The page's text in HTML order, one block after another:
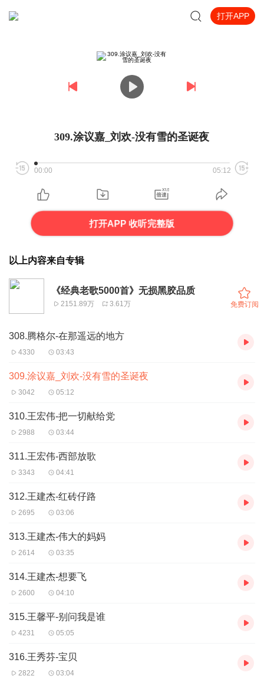
打开APP
309.涂议嘉_刘欢-没有雪的圣诞夜
00:00 05:12
打开APP 收听完整版
以上内容来自专辑
《经典老歌5000首》无损黑胶品质
2151.89万 3.61万 免费订阅
308.腾格尔-在那遥远的地方
4330 03:43
309.涂议嘉_刘欢-没有雪的圣诞夜
3042 05:12
310.王宏伟-把一切献给党
2988 03:44
311.王宏伟-西部放歌
3343 04:41
312.王建杰-红砖仔路
2695 03:06
313.王建杰-伟大的妈妈
2614 03:35
314.王建杰-想要飞
2600 04:10
315.王馨平-别问我是谁
4231 05:05
316.王秀芬-宝贝
2822 03:04